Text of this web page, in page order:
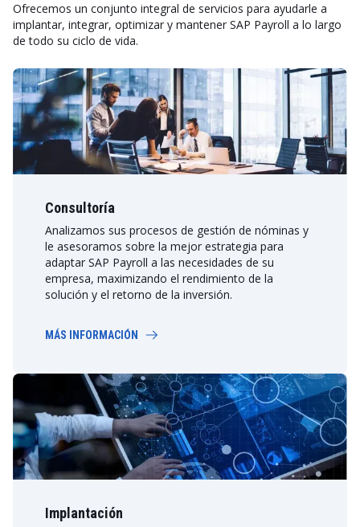
Ofrecemos un conjunto integral de servicios para ayudarle a
implantar, integrar, optimizar y mantener SAP Payroll a lo largo
de todo su ciclo de vida.
Consultoría
Analizamos sus procesos de gestión de nóminas y
le asesoramos sobre la mejor estrategia para
adaptar SAP Payroll a las necesidades de su
empresa, maximizando el rendimiento de la
solución y el retorno de la inversión.
MÁS INFORMACIÓN
Implantación